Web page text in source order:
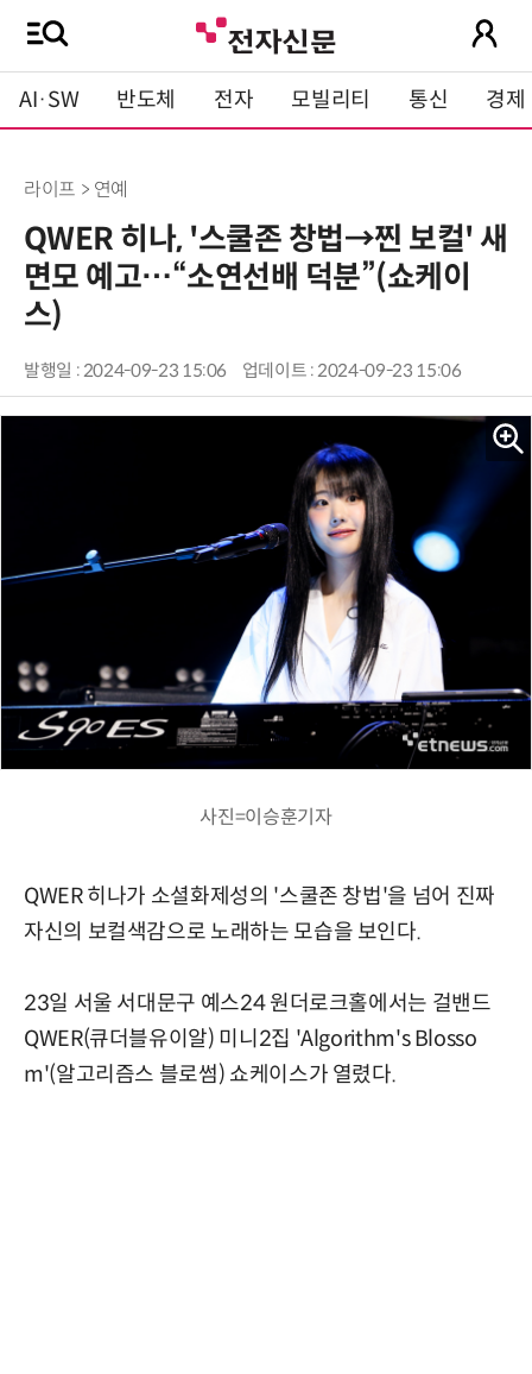
AI·SW 반도체 전자 모빌리티 통신 경제
라이프 > 연예
QWER 히나, '스쿨존 창법→찐 보컬' 새
면모 예고…“소연선배 덕분”(쇼케이
스)
발행일 : 2024-09-23 15:06 업데이트 : 2024-09-23 15:06
사진=이승훈기자
QWER 히나가 소셜화제성의 '스쿨존 창법'을 넘어 진짜
자신의 보컬색감으로 노래하는 모습을 보인다.
23일 서울 서대문구 예스24 원더로크홀에서는 걸밴드
QWER(큐더블유이알) 미니2집 'Algorithm's Blosso
m'(알고리즘스 블로썸) 쇼케이스가 열렸다.